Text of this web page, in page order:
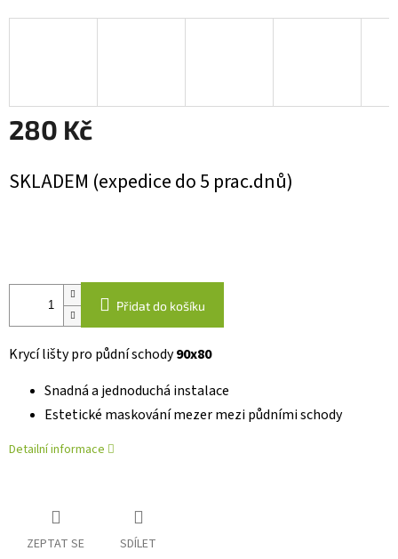
280 Kč
cena:
SKLADEM (expedice do 5 prac.dnů)
Přidat do košíku
Krycí lišty pro půdní schody90x80
Snadná a jednoduchá instalace
Estetické maskování mezer mezi půdními schody
Detailní informace
ZEPTAT SE SDÍLET